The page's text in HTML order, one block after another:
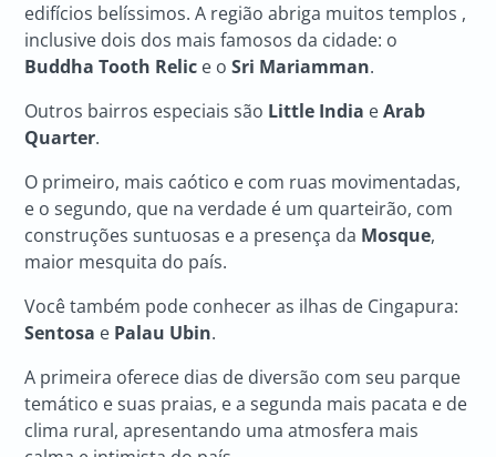
edifícios belíssimos. A região abriga muitos templos ,
inclusive dois dos mais famosos da cidade: o
Buddha Tooth Relic e oSri Mariamman.
Outros bairros especiais são Little India eArab
Quarter.
O primeiro, mais caótico e com ruas movimentadas,
e o segundo, que na verdade é um quarteirão, com
construções suntuosas e a presença da Mosque,
maior mesquita do país.
Você também pode conhecer as ilhas de Cingapura:
Sentosa e Palau Ubin.
A primeira oferece dias de diversão com seu parque
temático e suas praias, e a segunda mais pacata e de
clima rural, apresentando uma atmosfera mais